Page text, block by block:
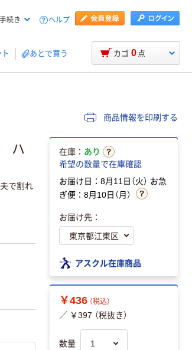
続き ヘルプ
あとで買う カゴ 0 点
商品情報を印刷する
ハ
で割れ
在庫： あり
希望の数量で在庫確認
お届け日：8月11日（火） お急
ぎ便：8月10日（月）
お届け先：
アスクル在庫商品
￥436 （税込）
／ ￥397 （税抜き）
数量